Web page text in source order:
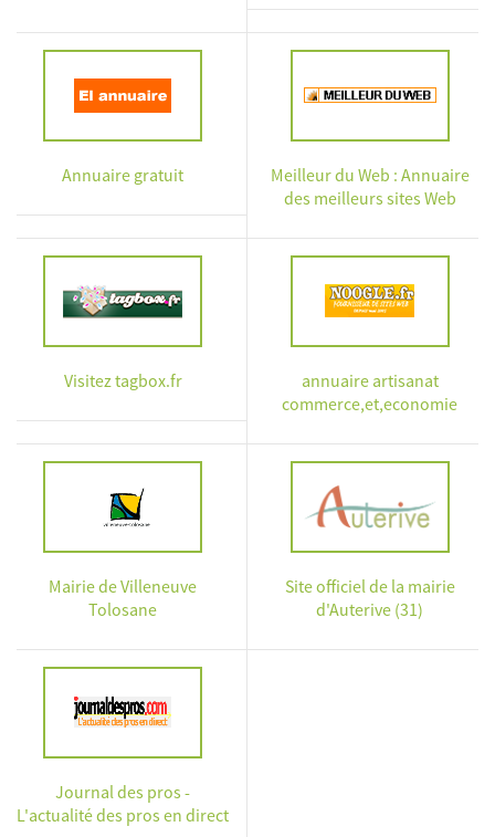
Annuaire gratuit
Meilleur du Web : Annuaire
des meilleurs sites Web
Visitez tagbox.fr
annuaire artisanat
commerce,et,economie
Mairie de Villeneuve
Tolosane
Site officiel de la mairie
d'Auterive (31)
Journal des pros -
L'actualité des pros en direct